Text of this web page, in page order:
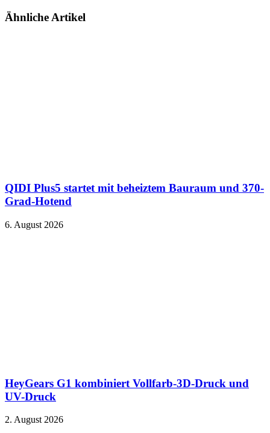
Ähnliche Artikel
QIDI Plus5 startet mit beheiztem Bauraum und 370-
Grad-Hotend
6. August 2026
HeyGears G1 kombiniert Vollfarb-3D-Druck und
UV-Druck
2. August 2026